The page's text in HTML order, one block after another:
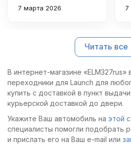
подключаются
авто стала намного
7 марта 2026 7
Читать все
В интернет-магазине «ELM327rus»
переходники для Launch для
купить с доставкой в пункт
курьерской доставкой до двери.
Укажите Ваш автомобиль на этой
специалисты помогли подобрать
и прислать его на Ваш e-mail или